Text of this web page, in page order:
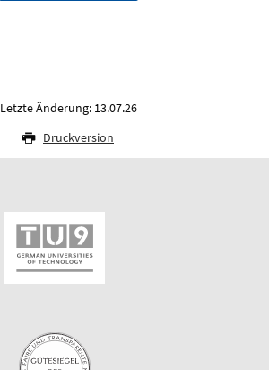
Letzte Änderung: 13.07.26
Druckversion